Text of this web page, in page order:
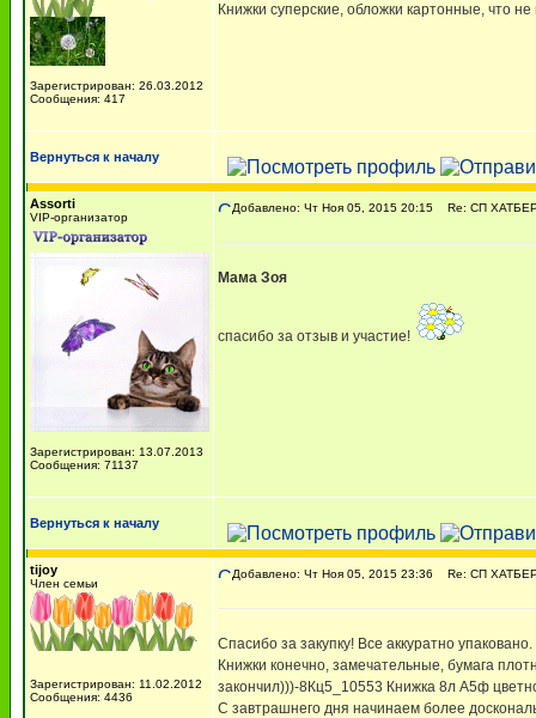
Зарегистрирован: 26.03.2012
Сообщения: 417
Книжки суперские, обложки картонные, что
Вернуться к началу
Assorti
VIP-организатор
Зарегистрирован: 13.07.2013
Сообщения: 71137
Добавлено: Чт Ноя 05, 2015 20:15 Re: СП ХАТБЕР
Мама Зоя
спасибо за отзыв и участие!
Вернуться к началу
tijoy
Член семьи
Зарегистрирован: 11.02.2012
Сообщения: 4436
Добавлено: Чт Ноя 05, 2015 23:36 Re: СП ХАТБЕР
Спасибо за закупку! Все аккуратно упаковано.
Книжки конечно, замечательные, бумага
закончил)))-8Кц5_10553 Книжка 8л А5ф
С завтрашнего дня начинаем более